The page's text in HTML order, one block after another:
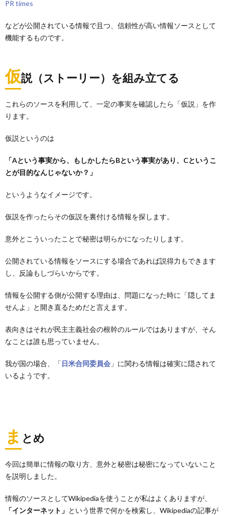
PR times
などが公開されている情報で且つ、信頼性が高い情報ソースとして
機能するものです。
仮説（ストーリー）を組み立てる
これらのソースを利用して、一定の事実を確認したら「仮説」を作
ります。
仮説というのは
「Aという事実から、もしかしたらBという事実があり、Cというこ
とが目的なんじゃないか？」
というようなイメージです。
仮説を作ったらその仮説を裏付ける情報を探します。
意外とこういったことで秘密は明らかになったりします。
公開されている情報をソースにする場合であれば説得力もできます
し、反論もしづらいからです。
情報を公開する側が公開する理由は、問題になった時に「隠してま
せんよ」と開き直るためだと言えます。
表向きはそれが民主主義社会の根幹のルールではありますが、そん
なことは誰も思っていません。
我が国の場合、「日米合同委員会 」に関わる情報は確実に隠されて
いるようです。
ま とめ
今回は簡単に情報の取り方、意外と秘密は秘密になっていないこと
を説明しました。
情報のソースとしてWikipediaを使うことが私はよくありますが、
「インターネット」 という世界で何かを検索し、Wikipediaの記事が